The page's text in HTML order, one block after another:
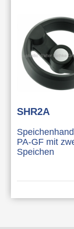
SHR2A
PA-GF mit
Speichen